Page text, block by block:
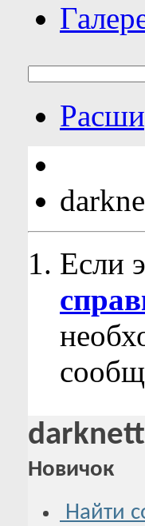
Если
Новичок
Найти